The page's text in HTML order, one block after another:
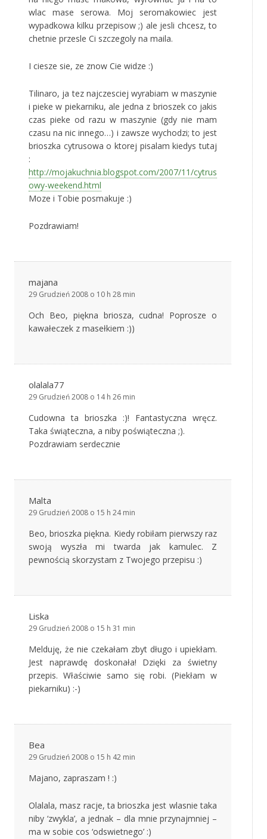
wlac mase serowa. Moj seromakowiec jest
wypadkowa kilku przepisow ;) ale jesli chcesz, to
chetnie przesle Ci szczegoly na maila.
I ciesze sie, ze znow Cie widze :)
Tilinaro, ja tez najczesciej wyrabiam w maszynie
i pieke w piekarniku, ale jedna z brioszek co jakis
czas pieke od razu w maszynie (gdy nie mam
czasu na nic innego…) i zawsze wychodzi; to jest
brioszka cytrusowa o ktorej pisalam kiedys tutaj
:
http://mojakuchnia.blogspot.com/2007/11/cytrus
owy-weekend.html
Moze i Tobie posmakuje :)
Pozdrawiam!
majana
29 Grudzień 2008 o 10 h 28 min
Och Beo, piękna briosza, cudna! Poprosze o
kawałeczek z masełkiem :))
olalala77
29 Grudzień 2008 o 14 h 26 min
Cudowna ta brioszka :)! Fantastyczna wręcz.
Taka świąteczna, a niby poświąteczna ;).
Pozdrawiam serdecznie
Malta
29 Grudzień 2008 o 15 h 24 min
Beo, brioszka piękna. Kiedy robiłam pierwszy raz
swoją wyszła mi twarda jak kamulec. Z
pewnością skorzystam z Twojego przepisu :)
Liska
29 Grudzień 2008 o 15 h 31 min
Melduję, że nie czekałam zbyt długo i upiekłam.
Jest naprawdę doskonała! Dzięki za świetny
przepis. Właściwie samo się robi. (Piekłam w
piekarniku) :-)
Bea
29 Grudzień 2008 o 15 h 42 min
Majano, zapraszam ! :)
Olalala, masz racje, ta brioszka jest wlasnie taka
niby ‘zwykla’, a jednak – dla mnie przynajmniej –
ma w sobie cos ‘odswietnego’ :)